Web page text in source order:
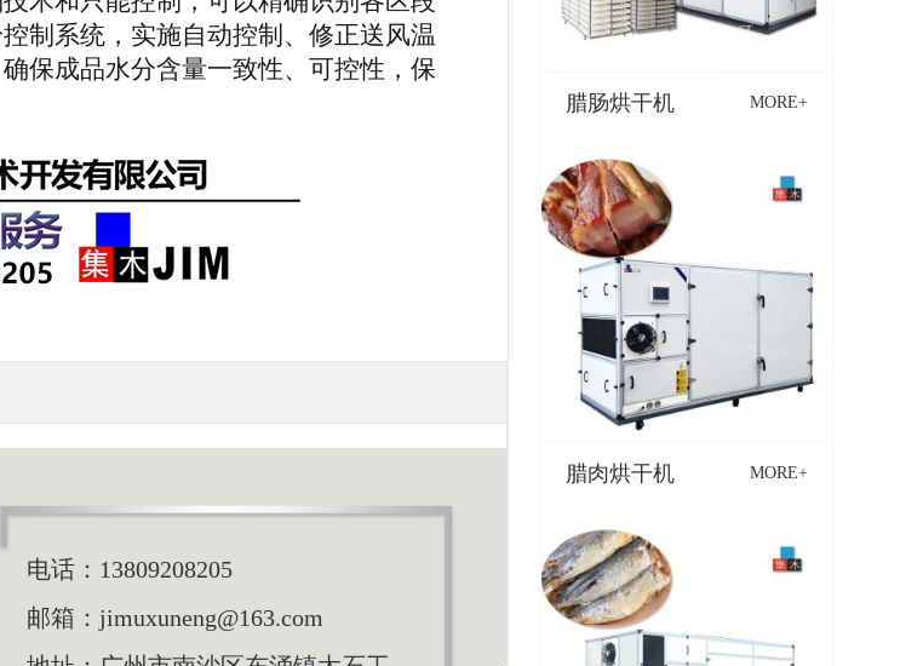
制系统，实施自动控制、修正送风温
保成品水分含量一致性、可控性，保
电话： 13809208205
邮箱： jimuxuneng@163.com
腊肠烘干机 MORE+
腊肉烘干机 MORE+